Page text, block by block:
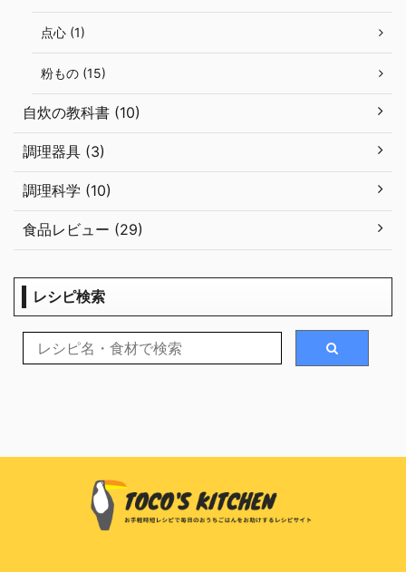
点心 (1)
粉もの (15)
自炊の教科書 (10)
調理器具 (3)
調理科学 (10)
食品レビュー (29)
レシピ検索